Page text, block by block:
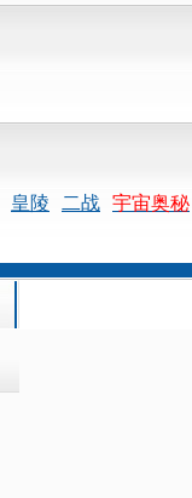
皇陵 二战 宇宙奥秘